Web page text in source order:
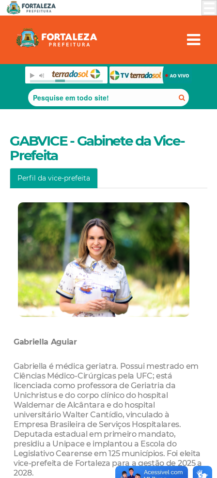
GABVICE - Gabinete da Vice-
Prefeita
Perfil da vice-prefeita
Gabriella Aguiar
Gabriella é médica geriatra. Possui mestrado em
Ciências Médico-Cirúrgicas pela UFC; está
licenciada como professora de Geriatria da
Unichristus e do corpo clínico do hospital
Waldemar de Alcântara e do hospital
universitário Walter Cantídio, vinculado à
Empresa Brasileira de Serviços Hospitalares.
Deputada estadual em primeiro mandato,
presidiu a Unipace e implantou a Escola do
Legislativo Cearense em 125 municípios. Foi eleita
vice-prefeita de Fortaleza para a gestão de 2025 a
2028.